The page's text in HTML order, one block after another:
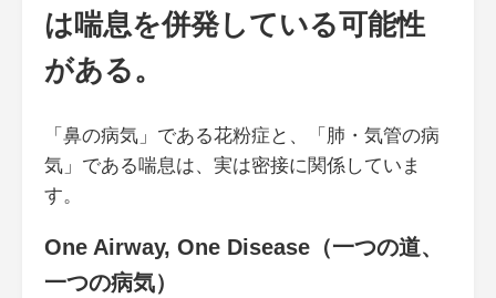
は喘息を併発している可能性
がある。
「鼻の病気」である花粉症と、「肺・気管の病
気」である喘息は、実は密接に関係していま
す。
One Airway, One Disease（一つの道、
一つの病気）